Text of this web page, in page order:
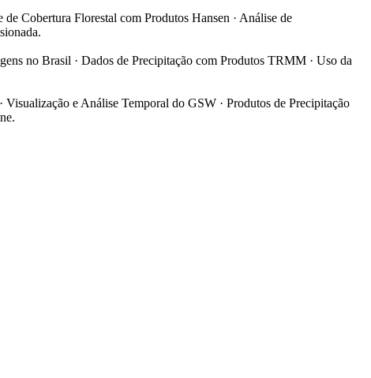
Cobertura Florestal com Produtos Hansen · Análise de
no Brasil · Dados de Precipitação com Produtos TRMM · Uso da
e Análise Temporal do GSW · Produtos de Precipitação